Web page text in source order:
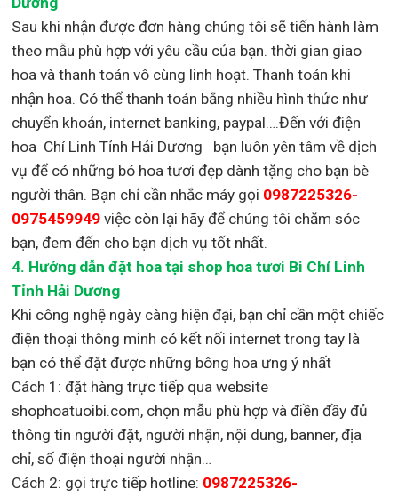
Sau khi nhận được đơn hàng chúng tôi sẽ tiến hành làm
theo mẫu phù hợp với yêu cầu của bạn. thời gian giao
hoa và thanh toán vô cùng linh hoạt. Thanh toán khi
nhận hoa. Có thể thanh toán bằng nhiều hình thức như
chuyển khoản, internet banking, paypal….Đến với điện
hoa Chí Linh Tỉnh Hải Dương bạn luôn yên tâm về dịch
vụ để có những bó hoa tươi đẹp dành tặng cho bạn bè
người thân. Bạn chỉ cần nhắc máy gọi 0987225326-
0975459949việc còn lại hãy để chúng tôi chăm sóc
bạn, đem đến cho bạn dịch vụ tốt nhất.
4. Hướng dẫn đặt hoa tại shop hoa tươi Bi Chí Linh
Tỉnh Hải Dương
Khi công nghệ ngày càng hiện đại, bạn chỉ cần một chiếc
điện thoại thông minh có kết nối internet trong tay là
bạn có thể đặt được những bông hoa ưng ý nhất
Cách 1: đặt hàng trực tiếp qua website
shophoatuoibi.com, chọn mẫu phù hợp và điền đầy đủ
thông tin người đặt, người nhận, nội dung, banner, địa
chỉ, số điện thoại người nhận…
Cách 2: gọi trực tiếp hotline: 0987225326-